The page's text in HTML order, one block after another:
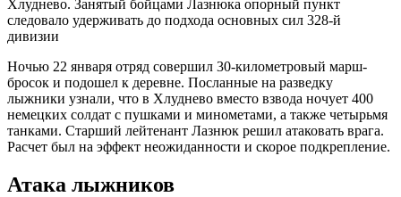
Хлуднево. Занятый бойцами Лазнюка опорный пункт
следовало удерживать до подхода основных сил 328-й
дивизии
Ночью 22 января отряд совершил 30-километровый марш-
бросок и подошел к деревне. Посланные на разведку
лыжники узнали, что в Хлуднево вместо взвода ночует 400
немецких солдат с пушками и минометами, а также четырьмя
танками. Старший лейтенант Лазнюк решил атаковать врага.
Расчет был на эффект неожиданности и скорое подкрепление.
Атака лыжников